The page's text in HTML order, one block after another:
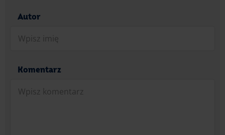
Autor
Komentarz